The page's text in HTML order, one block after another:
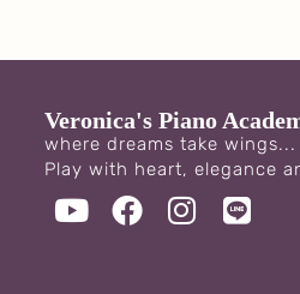
Veronica's Piano
where dreams take wings...
Play with heart, elegance